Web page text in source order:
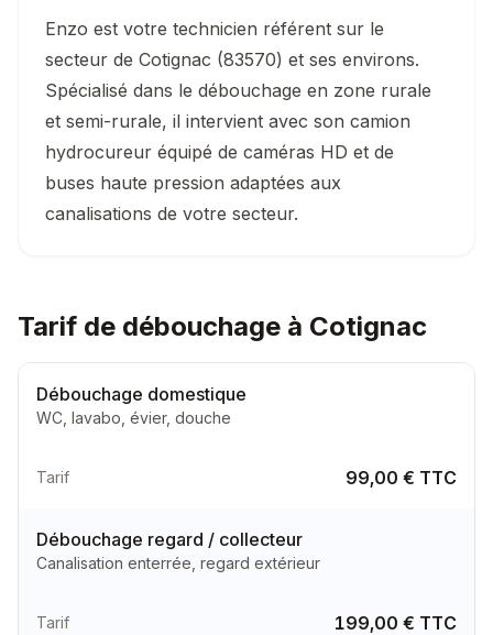
Enzo est votre technicien référent sur le
secteur de Cotignac (83570) et ses environs.
Spécialisé dans le débouchage en zone rurale
et semi-rurale, il intervient avec son camion
hydrocureur équipé de caméras HD et de
buses haute pression adaptées aux
canalisations de votre secteur.
Tarif de débouchage à Cotignac
Débouchage domestique
WC, lavabo, évier, douche
Tarif 99,00 € TTC
Débouchage regard / collecteur
Canalisation enterrée, regard extérieur
Tarif 199,00 € TTC